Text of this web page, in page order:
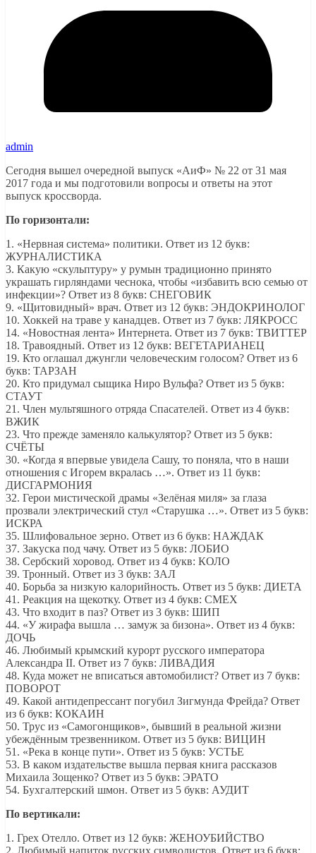
admin
Сегодня вышел очередной выпуск «АиФ» № 22 от 31 мая
2017 года и мы подготовили вопросы и ответы на этот
выпуск кроссворда.
По горизонтали:
1. «Нервная система» политики. Ответ из 12 букв:
ЖУРНАЛИСТИКА
3. Какую «скульптуру» у румын традиционно принято
украшать гирляндами чеснока, чтобы «избавить всю семью от
инфекции»? Ответ из 8 букв: СНЕГОВИК
9. «Щитовидный» врач. Ответ из 12 букв: ЭНДОКРИНОЛОГ
10. Хоккей на траве у канадцев. Ответ из 7 букв: ЛЯКРОСС
14. «Новостная лента» Интернета. Ответ из 7 букв: ТВИТТЕР
18. Травоядный. Ответ из 12 букв: ВЕГЕТАРИАНЕЦ
19. Кто оглашал джунгли человеческим голосом? Ответ из 6
букв: ТАРЗАН
20. Кто придумал сыщика Ниро Вульфа? Ответ из 5 букв:
СТАУТ
21. Член мультяшного отряда Спасателей. Ответ из 4 букв:
ВЖИК
23. Что прежде заменяло калькулятор? Ответ из 5 букв:
СЧЁТЫ
30. «Когда я впервые увидела Сашу, то поняла, что в наши
отношения с Игорем вкралась …». Ответ из 11 букв:
ДИСГАРМОНИЯ
32. Герои мистической драмы «Зелёная миля» за глаза
прозвали электрический стул «Старушка …». Ответ из 5 букв:
ИСКРА
35. Шлифовальное зерно. Ответ из 6 букв: НАЖДАК
37. Закуска под чачу. Ответ из 5 букв: ЛОБИО
38. Сербский хоровод. Ответ из 4 букв: КОЛО
39. Тронный. Ответ из 3 букв: ЗАЛ
40. Борьба за низкую калорийность. Ответ из 5 букв: ДИЕТА
41. Реакция на щекотку. Ответ из 4 букв: СМЕХ
43. Что входит в паз? Ответ из 3 букв: ШИП
44. «У жирафа вышла … замуж за бизона». Ответ из 4 букв:
ДОЧЬ
46. Любимый крымский курорт русского императора
Александра II. Ответ из 7 букв: ЛИВАДИЯ
48. Куда может не вписаться автомобилист? Ответ из 7 букв:
ПОВОРОТ
49. Какой антидепрессант погубил Зигмунда Фрейда? Ответ
из 6 букв: КОКАИН
50. Трус из «Самогонщиков», бывший в реальной жизни
убеждённым трезвенником. Ответ из 5 букв: ВИЦИН
51. «Река в конце пути». Ответ из 5 букв: УСТЬЕ
53. В каком издательстве вышла первая книга рассказов
Михаила Зощенко? Ответ из 5 букв: ЭРАТО
54. Бухгалтерский шмон. Ответ из 5 букв: АУДИТ
По вертикали:
1. Грех Отелло. Ответ из 12 букв: ЖЕНОУБИЙСТВО
2. Любимый напиток русских символистов. Ответ из 6 букв: